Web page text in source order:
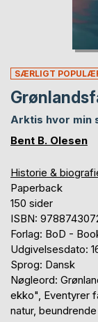
SÆRLIGT
Arktis hvor min
Bent B. Olesen
Historie &
Paperback
150 sider
ISBN:
Forlag: BoD -
Udgivelsesdato:
Sprog: Dansk
Nøgleord:
ekko", Eventyrer
natur,